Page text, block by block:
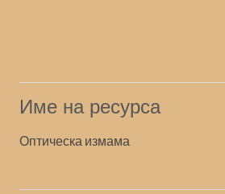
Име на ресурса
Оптическа измама